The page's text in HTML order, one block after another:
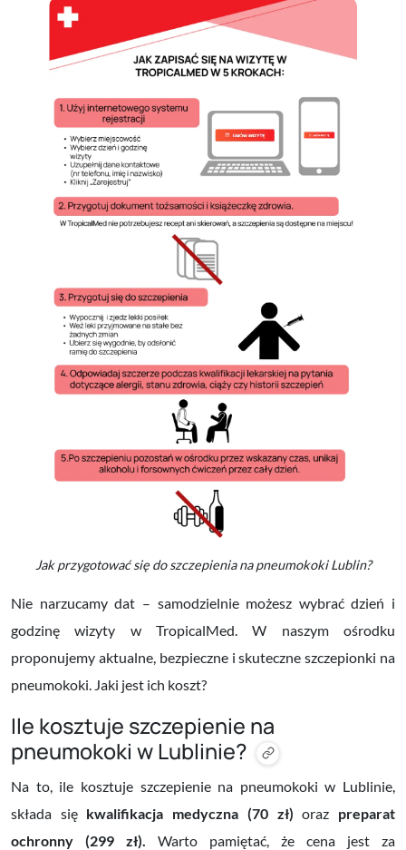
Jak przygotować się do szczepienia na pneumokoki Lublin?
Nie narzucamy dat – samodzielnie możesz wybrać dzień i
godzinę wizyty w TropicalMed. W naszym ośrodku
proponujemy aktualne, bezpieczne i skuteczne szczepionki na
pneumokoki. Jaki jest ich koszt?
Ile kosztuje szczepienie na
pneumokoki w Lublinie?
Na to, ile kosztuje szczepienie na pneumokoki w Lublinie,
składa się kwalifikacja medyczna (70 zł) oraz preparat
ochronny (299 zł). Warto pamiętać, że cena jest za